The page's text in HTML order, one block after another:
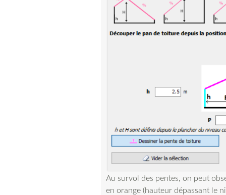
Au survol des pentes, on peut
en orange (hauteur dépassant le